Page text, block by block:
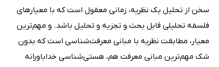
سخن از تحلیل یک نظریه، زمانی معقول است که با معیارهای
فلسفه تحلیلی قابل بحث و تجزیه و تحلیل باشد. و مهم‌ترین
معیار، مطابقت نظریه با مبانی معرفت‌شناسی است که بدون
شک مهم‌ترین مبانی معرفت هم، هستی‌شناسی خداباورانه